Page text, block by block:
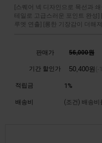
[스퀘어 넥 디자인으로 목선과
테일로 고급스러운 포인트 완성]
루엣 연출] [롱한 기장감이 더해
판매가 56,000원
기간 할인가 50,400원
적립금 1%
배송비 (조건) 배송비